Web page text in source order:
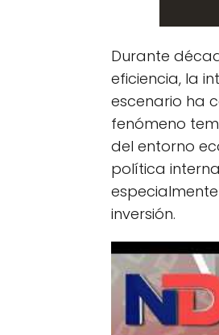
Durante
eficiencia, la
escenario ha
fenómeno
del entorno
política
inversión.